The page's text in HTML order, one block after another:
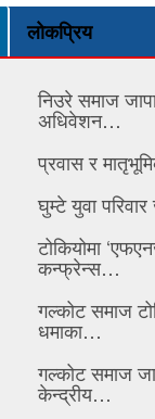
लोकप्रिय
निउरे समाज
अधिवेशन…
प्रवास र
घुम्टे युवा
टोकियोमा
कन्फ्रेन्स…
गल्कोट समाज
धमाका…
गल्कोट समाज
केन्द्रीय…